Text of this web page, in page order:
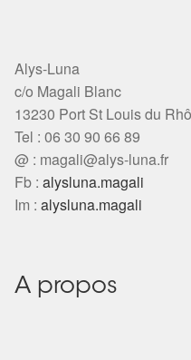
Alys-Luna
c/o Magali Blanc
13230 Port St Louis du
Tel : 06 30 90 66 89
@ : magali@alys-luna.fr
Fb : alysluna.magali
Im : alysluna.magali
A propos